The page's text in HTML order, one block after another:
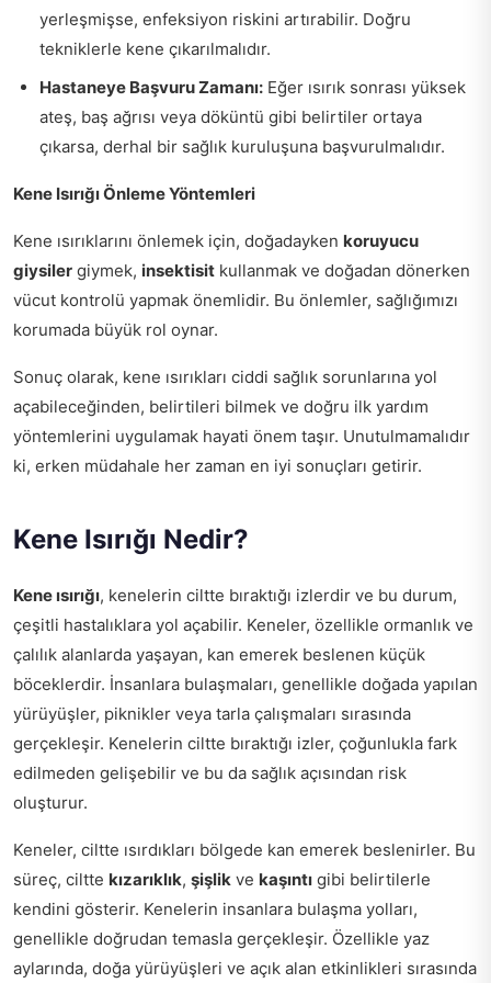
yerleşmişse, enfeksiyon riskini artırabilir. Doğru
tekniklerle kene çıkarılmalıdır.
Hastaneye Başvuru Zamanı: Eğer ısırık sonrası yüksek
ateş, baş ağrısı veya döküntü gibi belirtiler ortaya
çıkarsa, derhal bir sağlık kuruluşuna başvurulmalıdır.
Kene Isırığı Önleme Yöntemleri
Kene ısırıklarını önlemek için, doğadayken koruyucu
giysiler giymek, insektisit kullanmak ve doğadan dönerken
vücut kontrolü yapmak önemlidir. Bu önlemler, sağlığımızı
korumada büyük rol oynar.
Sonuç olarak, kene ısırıkları ciddi sağlık sorunlarına yol
açabileceğinden, belirtileri bilmek ve doğru ilk yardım
yöntemlerini uygulamak hayati önem taşır. Unutulmamalıdır
ki, erken müdahale her zaman en iyi sonuçları getirir.
Kene Isırığı Nedir?
Kene ısırığı, kenelerin ciltte bıraktığı izlerdir ve bu durum,
çeşitli hastalıklara yol açabilir. Keneler, özellikle ormanlık ve
çalılık alanlarda yaşayan, kan emerek beslenen küçük
böceklerdir. İnsanlara bulaşmaları, genellikle doğada yapılan
yürüyüşler, piknikler veya tarla çalışmaları sırasında
gerçekleşir. Kenelerin ciltte bıraktığı izler, çoğunlukla fark
edilmeden gelişebilir ve bu da sağlık açısından risk
oluşturur.
Keneler, ciltte ısırdıkları bölgede kan emerek beslenirler. Bu
süreç, ciltte kızarıklık, şişlik ve kaşıntı gibi belirtilerle
kendini gösterir. Kenelerin insanlara bulaşma yolları,
genellikle doğrudan temasla gerçekleşir. Özellikle yaz
aylarında, doğa yürüyüşleri ve açık alan etkinlikleri sırasında